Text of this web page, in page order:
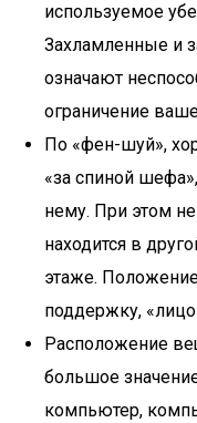
используемое
Захламленные и
означают
ограничение
По «фен-шуй»,
«за спиной
нему. При этом
находится в
этаже. Положение
поддержку,
Расположение
большое
компьютер,